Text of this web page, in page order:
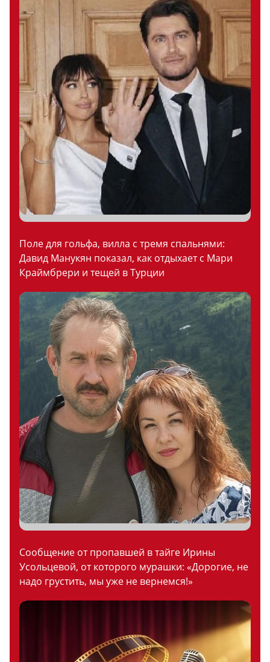
Поле для гольфа, вилла с тремя спальнями:
Давид Манукян показал, как отдыхает с Мари
Краймбрери и тещей в Турции
Сообщение от пропавшей в тайге Ирины
Усольцевой, от которого мурашки: «Дорогие, не
надо грустить, мы уже не вернемся!»